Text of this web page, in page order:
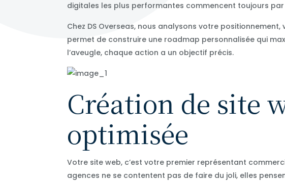
digitales les plus performantes commencent toujours
Chez DS Overseas, nous analysons votre
permet de construire une roadmap personnalisée qui
l’aveugle, chaque action a un objectif précis.
Création de site
optimisée
Votre site web, c’est votre premier représentant
agences ne se contentent pas de faire du joli, elles